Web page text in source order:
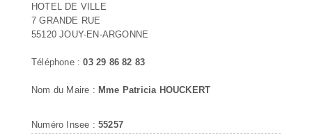
HOTEL DE VILLE
7 GRANDE RUE
55120 JOUY-EN-ARGONNE
Téléphone :03 29 86 82 83
Nom du Maire : Mme Patricia HOUCKERT
Numéro Insee : 55257